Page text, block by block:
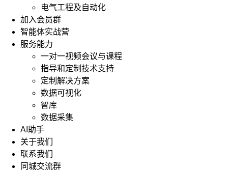
电气工程及自动化
加入会员群
智能体实战营
服务能力
一对一视频会议与课程
指导和定制技术支持
定制解决方案
数据可视化
智库
数据采集
AI助手
关于我们
联系我们
同城交流群